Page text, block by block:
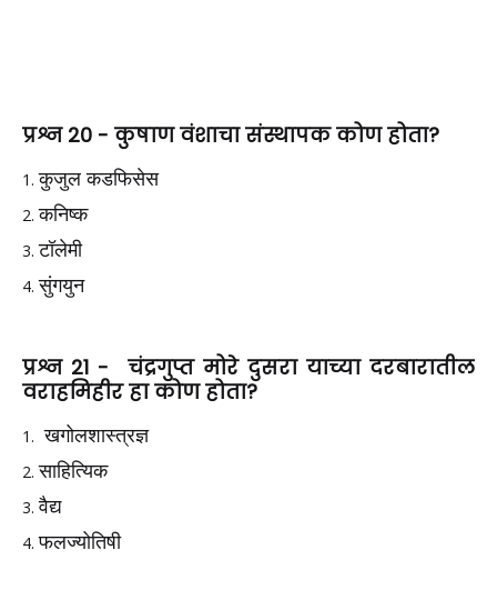
प्रश्न 20 - कुषाण वंशाचा संस्थापक कोण होता?
कुजुल कडफिसेस
कनिष्क
टॉलेमी
सुंगयुन
प्रश्न 21 - चंद्रगुप्त मोरे दुसरा याच्या दरबारातील
वराहमिहीर हा कोण होता?
खगोलशास्त्रज्ञ
साहित्यिक
वैद्य
फलज्योतिषी